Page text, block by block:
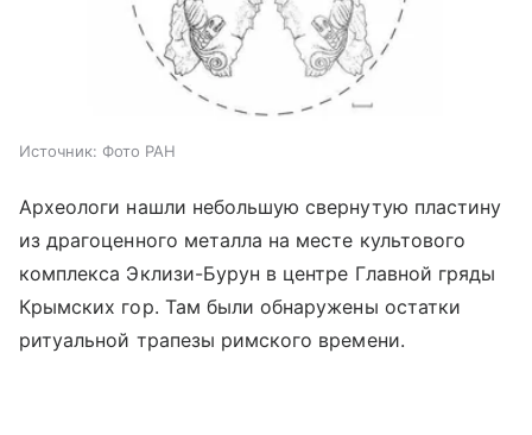
Источник: Фото РАН
Археологи нашли небольшую свернутую пластину
из драгоценного металла на месте культового
комплекса Эклизи-Бурун в центре Главной гряды
Крымских гор. Там были обнаружены остатки
ритуальной трапезы римского времени.